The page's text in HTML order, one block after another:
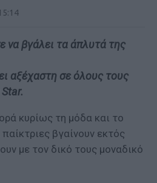
να βγάλει τα άπλυτά της
αξέχαστη σε όλους τους
κυρίως τη μόδα και το
βγαίνουν εκτός
με τον δικό τους μοναδικό